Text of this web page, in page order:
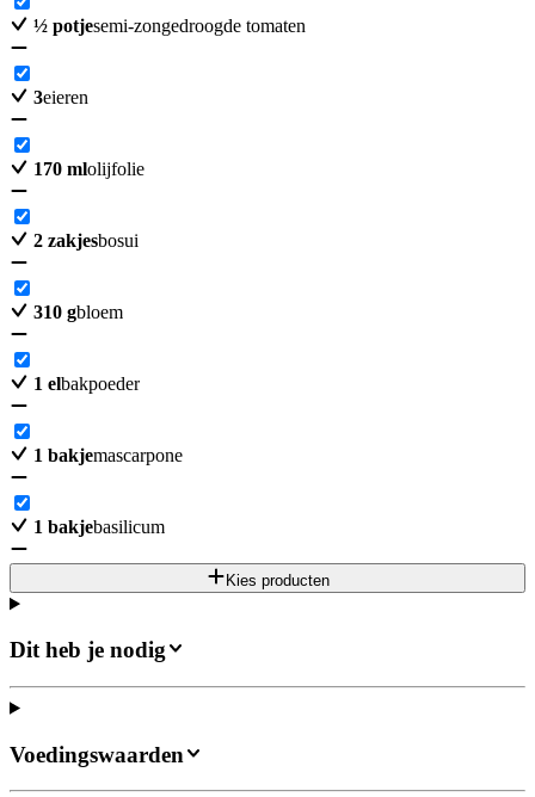
½ potjesemi-zongedroogde tomaten
3eieren
170 mlolijfolie
2 zakjesbosui
310 gbloem
1 elbakpoeder
1 bakjemascarpone
1 bakjebasilicum
Kies producten
Dit heb je nodig
Voedingswaarden